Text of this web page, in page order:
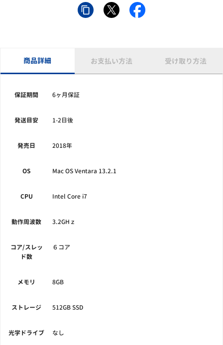
商品詳細 お支払い方法 受け取り方法
保証期間 6ヶ月保証
発送目安 1-2日後
発売日 2018年
OS Mac OS Ventara 13.2.1
CPU Intel Core i7
動作周波数 3.2GHｚ
コア/スレッ
ド数
６コア
メモリ 8GB
ストレージ 512GB SSD
光学ドライブ なし